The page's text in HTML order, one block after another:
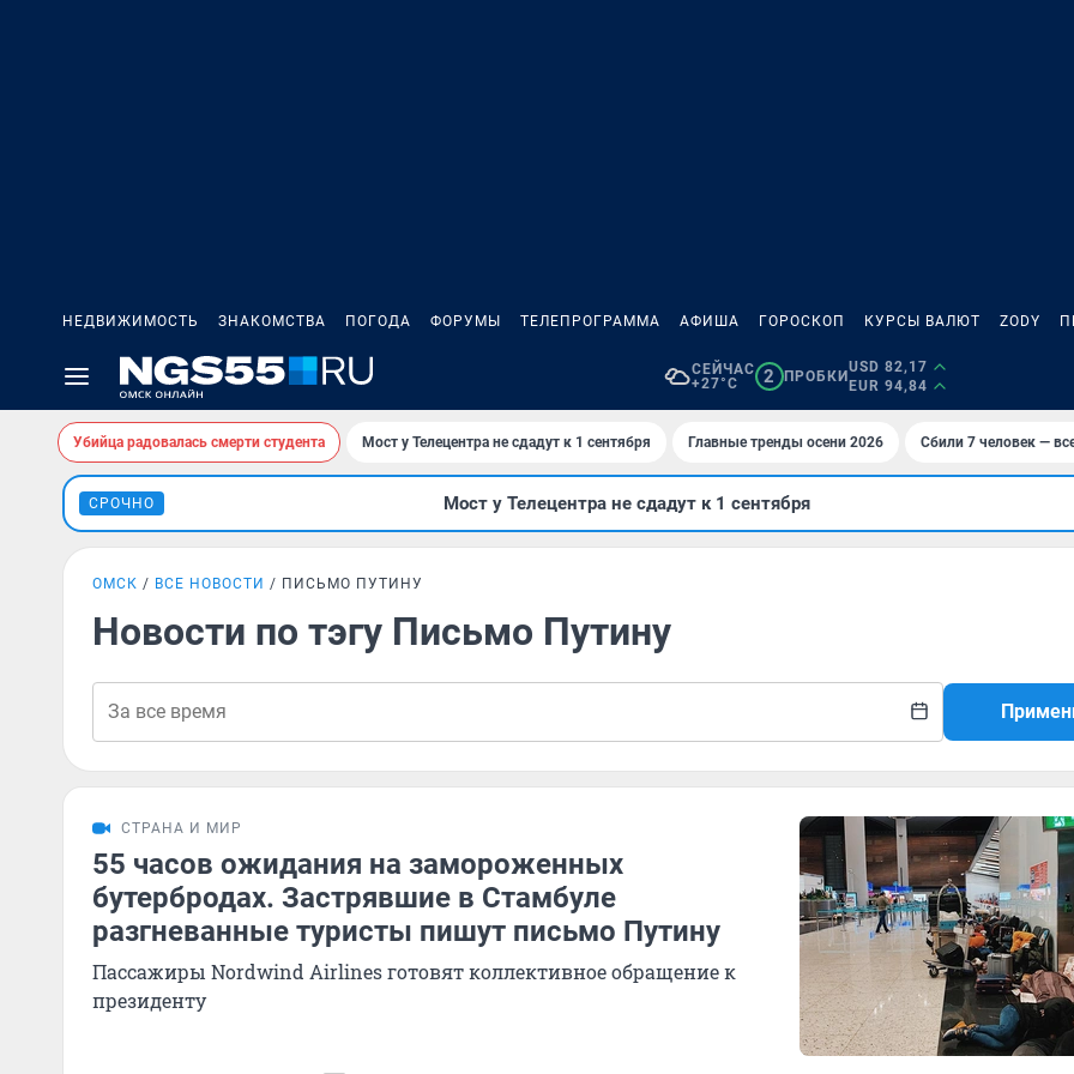
НЕДВИЖИМОСТЬ ЗНАКОМСТВА ПОГОДА ФОРУМЫ ТЕЛЕПРОГРАММА АФИША ГОРОСКОП КУРСЫ ВАЛЮТ ZODY
СЕЙЧАС
+27°C
2 ПРОБКИ
USD 82,17
EUR 94,84
Убийца радовалась смерти студента Мост у Телецентра не сдадут к 1 сентября Главные тренды осени 2026 Сбили 7 человек —
СРОЧНО Мост у Телецентра не сдадут к 1 сентября
ОМСК ВСЕ НОВОСТИ ПИСЬМО ПУТИНУ
Новости по тэгу Письмо Путину
СТРАНА И МИР
55 часов ожидания на замороженных
бутербродах. Застрявшие в Стамбуле
разгневанные туристы пишут письмо Путину
Пассажиры Nordwind Airlines готовят коллективное обращение к
президенту